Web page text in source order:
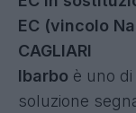
EC (vincolo
CAGLIARI
Ibarbo è uno
soluzione